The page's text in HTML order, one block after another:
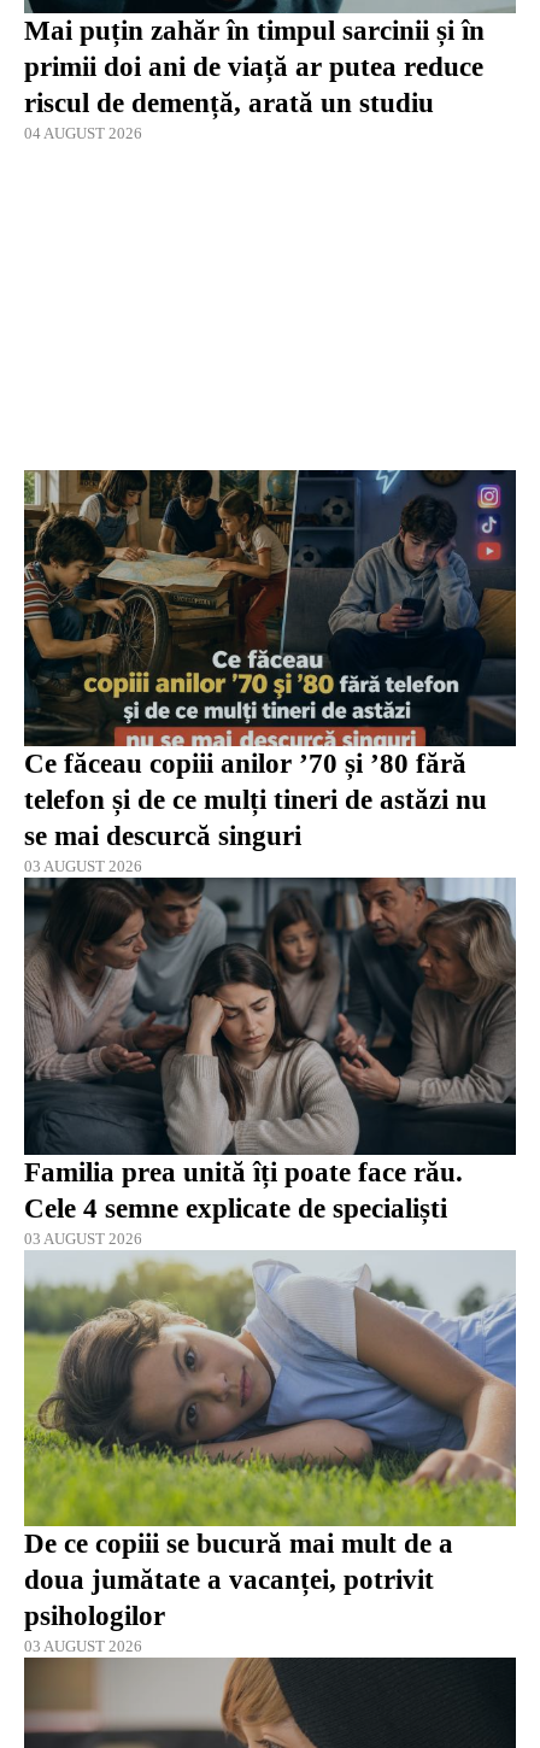
Mai puțin zahăr în timpul sarcinii și în
primii doi ani de viață ar putea reduce
riscul de demență, arată un studiu
04 AUGUST 2026
Ce făceau copiii anilor ’70 și ’80 fără
telefon și de ce mulți tineri de astăzi nu
se mai descurcă singuri
03 AUGUST 2026
Familia prea unită îți poate face rău.
Cele 4 semne explicate de specialiști
03 AUGUST 2026
De ce copiii se bucură mai mult de a
doua jumătate a vacanței, potrivit
psihologilor
03 AUGUST 2026